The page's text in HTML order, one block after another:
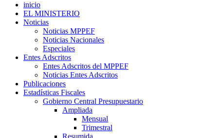
inicio
EL MINISTERIO
Noticias
Noticias MPPEF
Noticias Nacionales
Especiales
Entes Adscritos
Entes Adscritos del MPPEF
Noticias Entes Adscritos
Publicaciones
Estadísticas Fiscales
Gobierno Central Presupuestario
Ampliada
Mensual
Trimestral
Resumida